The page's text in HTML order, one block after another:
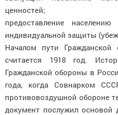
ценностей;
предоставление
индивидуальной защиты
Началом пути
считается 1918 год.
Гражданской обороны в
года, когда Совнарком
противовоздушной обороне
документ послужил основой